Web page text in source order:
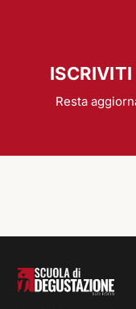
Resta